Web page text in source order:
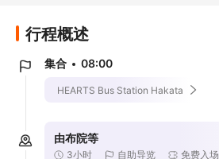
行程概述
集合 08:00
HEARTS Bus Station Hakata
由布院等
3小时 自助导览 免费入场